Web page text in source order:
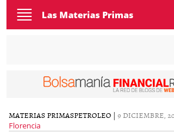
Toggle
navigation
Las Materias Primas
MATERIAS PRIMASPETROLEO | 9 DICIEMBRE,
Florencia